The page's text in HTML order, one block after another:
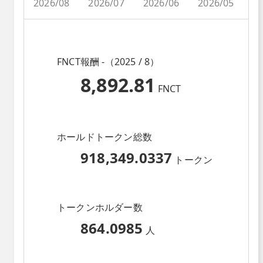
2026/08 2026/07 2026/06 2026/05
FNCT報酬 -（2025 / 8）
8,892.81 FNCT
ホールドトークン総数
918,349.0337 トークン
トークンホルダー数
864.0985 人